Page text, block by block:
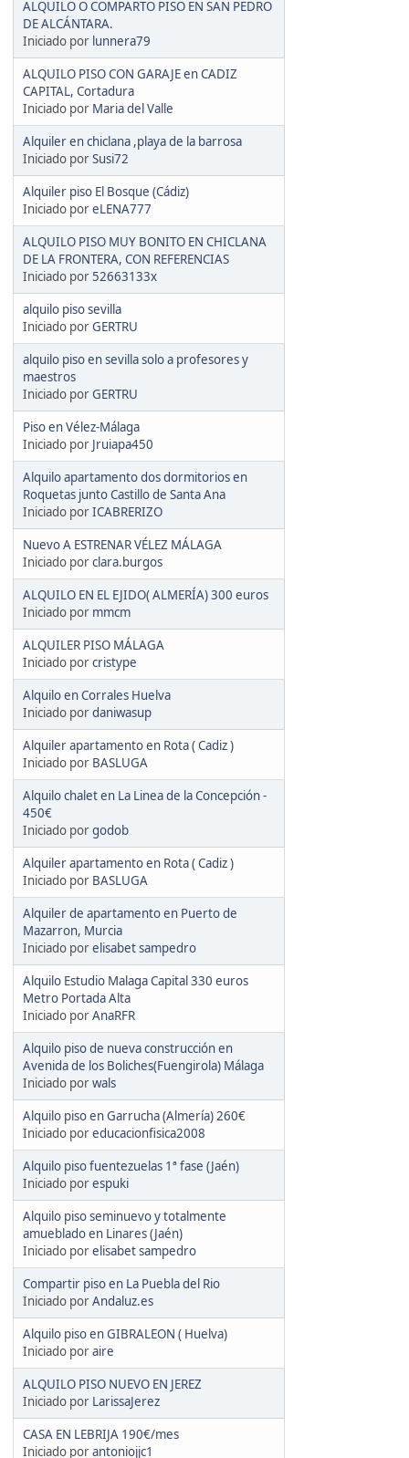
ALQUILO O COMPARTO PISO EN SAN PEDRO
DE ALCÁNTARA.
Iniciado por lunnera79
ALQUILO PISO CON GARAJE en CADIZ
CAPITAL, Cortadura
Iniciado por Maria del Valle
Alquiler en chiclana ,playa de la barrosa
Iniciado porSusi72
Alquiler piso El Bosque (Cádiz)
Iniciado poreLENA777
ALQUILO PISO MUY BONITO EN CHICLANA
DE LA FRONTERA, CON REFERENCIAS
Iniciado por52663133x
alquilo piso sevilla
Iniciado porGERTRU
alquilo piso en sevilla solo a profesores y
maestros
Iniciado porGERTRU
Piso en Vélez-Málaga
Iniciado por Jruiapa450
Alquilo apartamento dos dormitorios en
Roquetas junto Castillo de Santa Ana
Iniciado porICABRERIZO
Nuevo A ESTRENAR VÉLEZ MÁLAGA
Iniciado porclara.burgos
ALQUILO EN EL EJIDO( ALMERÍA) 300 euros
Iniciado por mmcm
ALQUILER PISO MÁLAGA
Iniciado porcristype
Alquilo en Corrales Huelva
Iniciado pordaniwasup
Alquiler apartamento en Rota ( Cadiz )
Iniciado por BASLUGA
Alquilo chalet en La Linea de la Concepción -
450€
Iniciado porgodob
Alquiler apartamento en Rota ( Cadiz )
Iniciado por BASLUGA
Alquiler de apartamento en Puerto de
Mazarron, Murcia
Iniciado porelisabet sampedro
Alquilo Estudio Malaga Capital 330 euros
Metro Portada Alta
Iniciado porAnaRFR
Alquilo piso de nueva construcción en
Avenida de los Boliches(Fuengirola) Málaga
Iniciado porwals
Alquilo piso en Garrucha (Almería) 260€
Iniciado poreducacionfisica2008
Alquilo piso fuentezuelas 1ª fase (Jaén)
Iniciado porespuki
Alquilo piso seminuevo y totalmente
amueblado en Linares (Jaén)
Iniciado porelisabet sampedro
Compartir piso en La Puebla del Rio
Iniciado porAndaluz.es
Alquilo piso en GIBRALEON ( Huelva)
Iniciado poraire
ALQUILO PISO NUEVO EN JEREZ
Iniciado por LarissaJerez
CASA EN LEBRIJA 190€/mes
Iniciado porantoniojjc1